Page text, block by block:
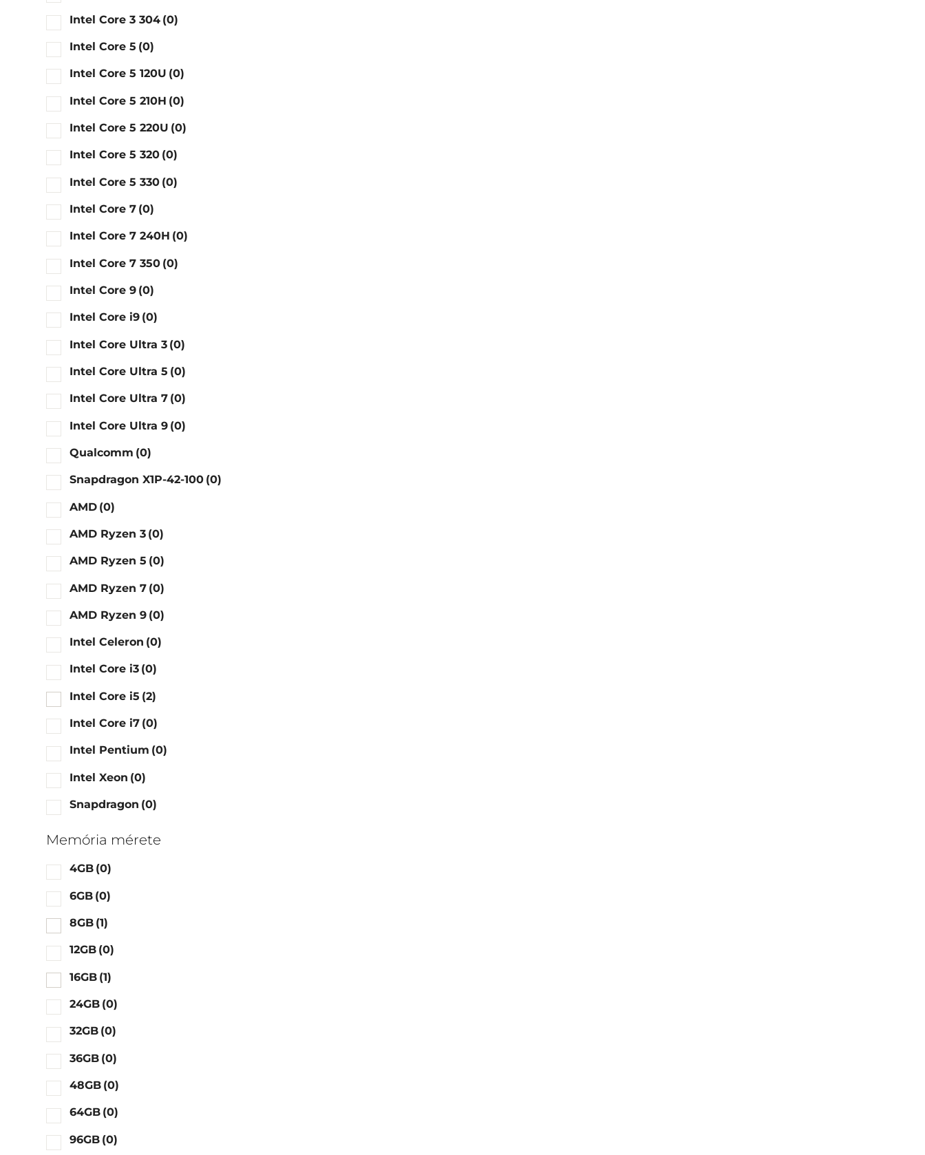
Intel Core 3 304 (0)
Intel Core 5 (0)
Intel Core 5 120U (0)
Intel Core 5 210H (0)
Intel Core 5 220U (0)
Intel Core 5 320 (0)
Intel Core 5 330 (0)
Intel Core 7 (0)
Intel Core 7 240H (0)
Intel Core 7 350 (0)
Intel Core 9 (0)
Intel Core i9 (0)
Intel Core Ultra 3 (0)
Intel Core Ultra 5 (0)
Intel Core Ultra 7 (0)
Intel Core Ultra 9 (0)
Qualcomm (0)
Snapdragon X1P-42-100 (0)
AMD (0)
AMD Ryzen 3 (0)
AMD Ryzen 5 (0)
AMD Ryzen 7 (0)
AMD Ryzen 9 (0)
Intel Celeron (0)
Intel Core i3 (0)
Intel Core i5 (2)
Intel Core i7 (0)
Intel Pentium (0)
Intel Xeon (0)
Snapdragon (0)
Memória mérete
4GB (0)
6GB (0)
8GB (1)
12GB (0)
16GB (1)
24GB (0)
32GB (0)
36GB (0)
48GB (0)
64GB (0)
96GB (0)